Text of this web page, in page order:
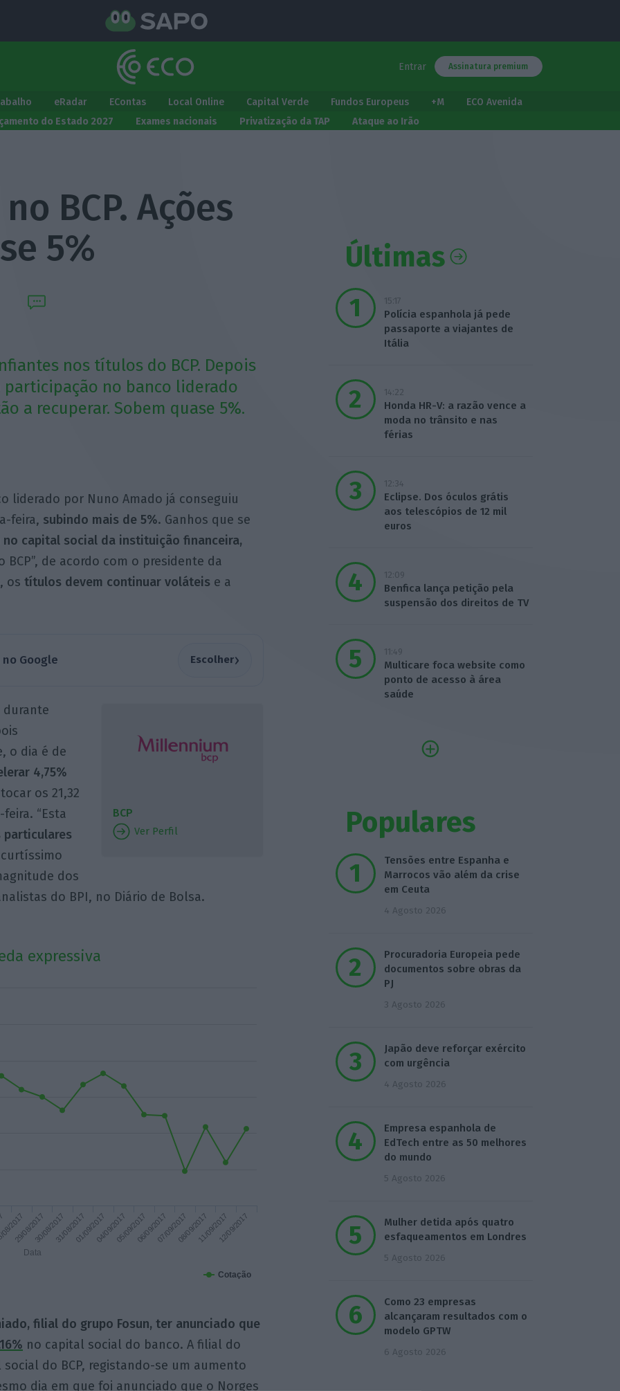
Entrar Assinatura premium
eRadar EContas Local Online Capital Verde Fundos Europeus +M
ECO Avenida
do Estado 2027 Exames nacionais Privatização da TAP Ataque ao Irão
BCP. Ações
5%
nos títulos do BCP. Depois
participação no banco liderado
a recuperar. Sobem quase 5%.
liderado por Nuno Amado já conseguiu
feira, subindo mais de 5%. Ganhos que se
no capital social da instituição financeira,
de acordo com o presidente da
os títulos devem continuar voláteis e a
Google Escolher›
BCP
Ver Perfil
durante
o dia é de
4,75%
os 21,32
“Esta
dos
do BPI, no Diário de Bolsa.
expressiva
Data
Cotação
2017
29/08/201730/08/201731/08/201701/09/201704/09/201705/09/201706/09/201707/09/201708/09/201711/09/201712/09/2017
filial do grupo Fosun, ter anunciado que
no capital social do banco. A filial do
do BCP, registando-se um aumento
dia em que foi anunciado que o Norges
Últimas
15:17
Polícia espanhola já pede
passaporte a viajantes de
Itália
14:22
Honda HR-V: a razão vence a
moda no trânsito e nas
férias
12:34
Eclipse. Dos óculos grátis
aos telescópios de 12 mil
euros
12:09
Benfica lança petição pela
suspensão dos direitos de TV
11:49
Multicare foca website como
ponto de acesso à área
saúde
Populares
Tensões entre Espanha e
Marrocos vão além da crise
em Ceuta
4 Agosto 2026
Procuradoria Europeia pede
documentos sobre obras da
PJ
3 Agosto 2026
Japão deve reforçar exército
com urgência
4 Agosto 2026
Empresa espanhola de
EdTech entre as 50 melhores
do mundo
5 Agosto 2026
Mulher detida após quatro
esfaqueamentos em Londres
5 Agosto 2026
Como 23 empresas
alcançaram resultados com o
modelo GPTW
6 Agosto 2026